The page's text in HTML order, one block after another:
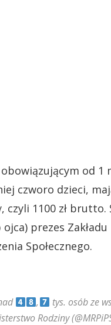
od 1
czworo dzieci,
czyli 1100 zł
prezes
Społecznego.
, tys. osób ze
Rodziny